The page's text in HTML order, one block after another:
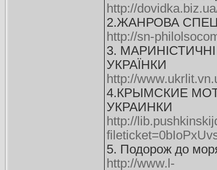
http://
2.ЖАНРОВА
http://sn-
3.
УКРАЇНКИ
http://
4.КРЫМСКИЕ
УКРАИНКИ
http://
5. Подорож до
http://www.l-